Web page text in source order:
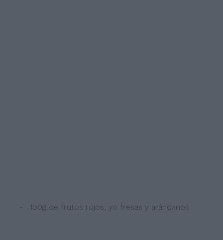
- 100g de frutos rojos, yo fresas y arándanos